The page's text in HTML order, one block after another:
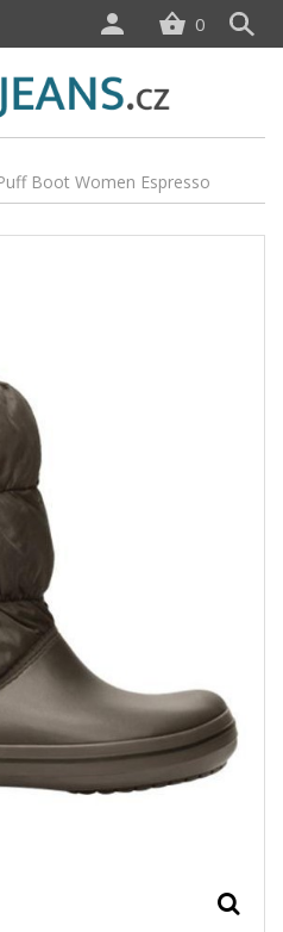
Boot Women Espresso
0